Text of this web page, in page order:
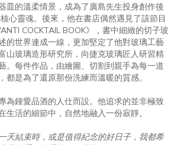
皿的溫柔情景，成為了廣島先生投身創作後
心靈魂。後來，他在書店偶然遇見了該節目
COCKTAIL BOOK》，書中細緻的切子玻
的世界連成一線，更加堅定了他對玻璃工藝
山玻璃造形研究所，向捷克玻璃匠人研習精
。每件作品，由繪圖、切割到親手為每一道
都是為了還原那份洗練而溫暖的質感。
為鍾愛品酒的人仕而設。他追求的並非極致
生活的細節中，自然地融入一份寂靜。
天結束時，或是值得紀念的好日子，我都希